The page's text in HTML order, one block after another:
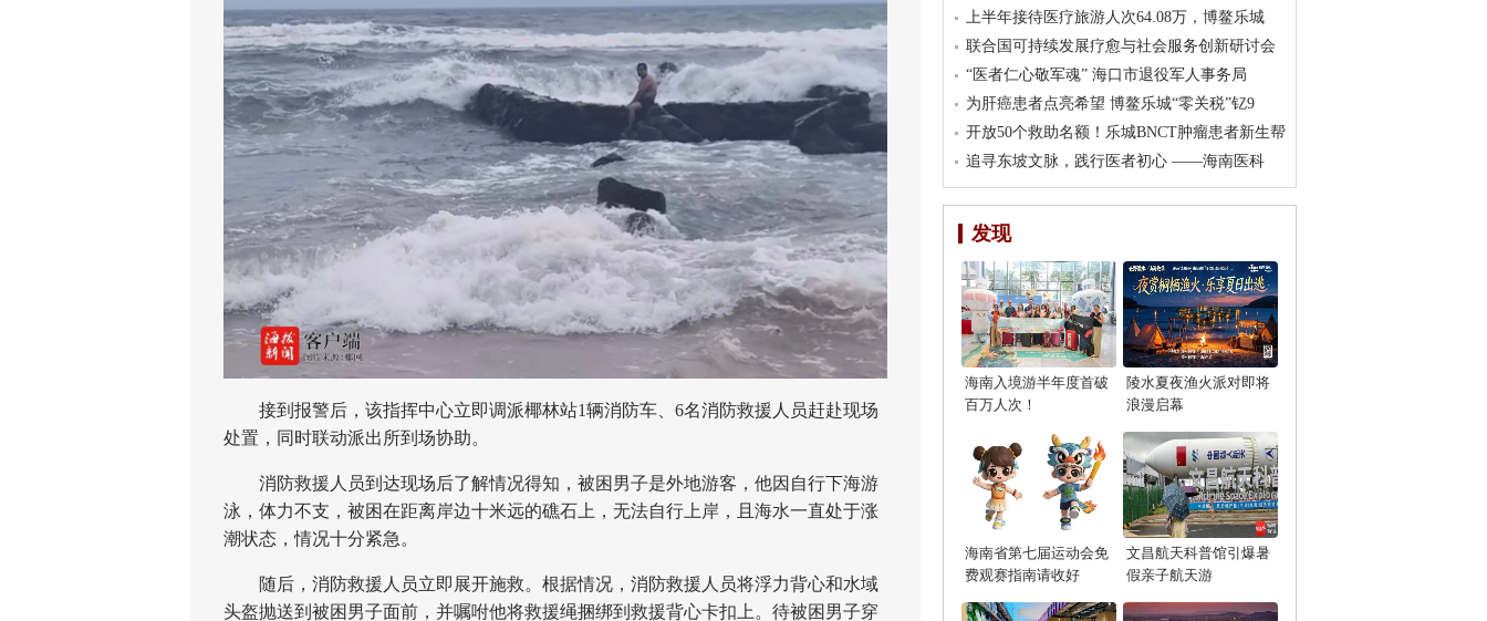
接到报警后，该指挥中心立即调派椰林站1辆消防车、6名消防救援人员赶赴现场
处置，同时联动派出所到场协助。
消防救援人员到达现场后了解情况得知，被困男子是外地游客，他因自行下海游
泳，体力不支，被困在距离岸边十米远的礁石上，无法自行上岸，且海水一直处于涨
潮状态，情况十分紧急。
随后，消防救援人员立即展开施救。根据情况，消防救援人员将浮力背心和水域
头盔抛送到被困男子面前，并嘱咐他将救援绳捆绑到救援背心卡扣上。待被困男子穿
上半年接待医疗旅游人次64.08万，博鳌乐城
联合国可持续发展疗愈与社会服务创新研讨会
“医者仁心敬军魂” 海口市退役军人事务局
为肝癌患者点亮希望 博鳌乐城“零关税”钇9
开放50个救助名额！乐城BNCT肿瘤患者新生帮
追寻东坡文脉，践行医者初心 ——海南医科
发现
海南入境游半年度首破
百万人次！
陵水夏夜渔火派对即将
浪漫启幕
海南省第七届运动会免
费观赛指南请收好
文昌航天科普馆引爆暑
假亲子航天游